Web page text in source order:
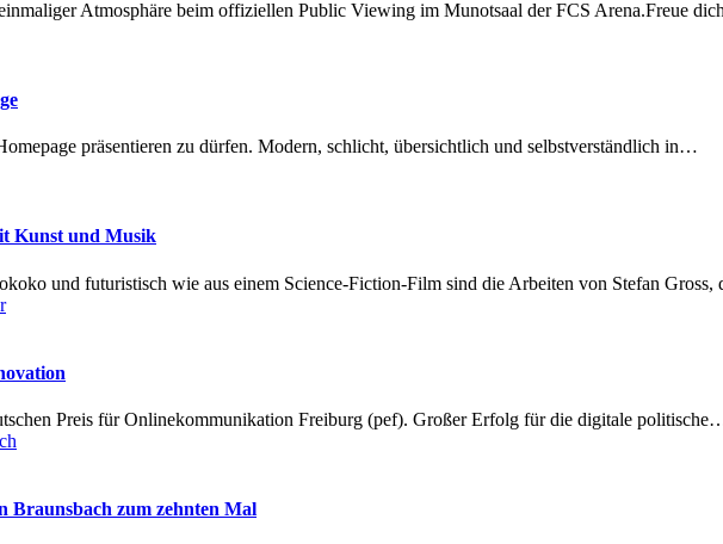
Atmosphäre beim offiziellen Public Viewing im Munotsaal der FCS Arena.Freue
präsentieren zu dürfen. Modern, schlicht, übersichtlich und selbstverständlich in…
Kunst und Musik
und futuristisch wie aus einem Science-Fiction-Film sind die Arbeiten von Stefan
Preis für Onlinekommunikation Freiburg (pef). Großer Erfolg für die digitale
Braunsbach zum zehnten Mal